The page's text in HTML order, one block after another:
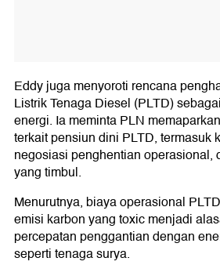
Eddy juga menyoroti rencana
Listrik Tenaga Diesel (PLTD)
energi. Ia meminta PLN
terkait pensiun dini PLTD, termasuk
negosiasi penghentian operasional,
yang timbul.
Menurutnya, biaya operasional
emisi karbon yang toxic menjadi
percepatan penggantian dengan
seperti tenaga surya.